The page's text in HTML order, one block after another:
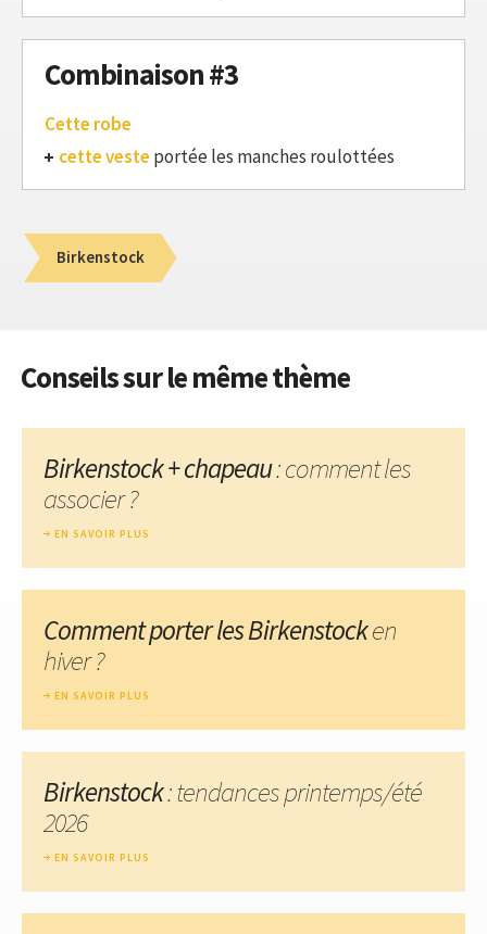
Combinaison #3
Cette robe
cette veste portée les manches roulottées
Birkenstock
Conseils sur le même thème
Birkenstock + chapeau: comment les
associer ?
EN SAVOIR PLUS
Comment porter les Birkenstocken
hiver ?
EN SAVOIR PLUS
Birkenstock: tendances printemps/été
2026
EN SAVOIR PLUS